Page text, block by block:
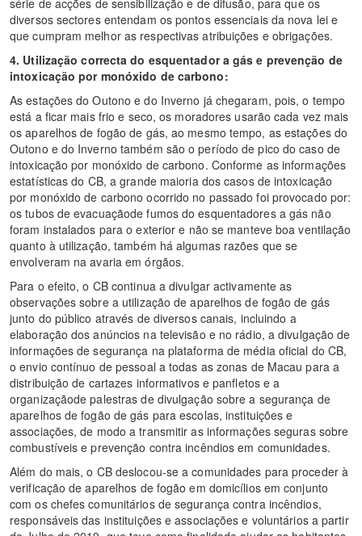
série de acções de sensibilização e de difusão, para que os
diversos sectores entendam os pontos essenciais da nova lei e
que cumpram melhor as respectivas atribuições e obrigações.
4. Utilização correcta do esquentador a gás e prevenção de
intoxicação por monóxido de carbono:
As estações do Outono e do Inverno já chegaram, pois, o tempo
está a ficar mais frio e seco, os moradores usarão cada vez mais
os aparelhos de fogão de gás, ao mesmo tempo, as estações do
Outono e do Inverno também são o período de pico do caso de
intoxicação por monóxido de carbono. Conforme as informações
estatísticas do CB, a grande maioria dos casos de intoxicação
por monóxido de carbono ocorrido no passado foi provocado por:
os tubos de evacuaçãode fumos do esquentadores a gás não
foram instalados para o exterior e não se manteve boa ventilação
quanto à utilização, também há algumas razões que se
envolveram na avaria em órgãos.
Para o efeito, o CB continua a divulgar activamente as
observações sobre a utilização de aparelhos de fogão de gás
junto do público através de diversos canais, incluindo a
elaboração dos anúncios na televisão e no rádio, a divulgação de
informações de segurança na plataforma de média oficial do CB,
o envio contínuo de pessoal a todas as zonas de Macau para a
distribuição de cartazes informativos e panfletos e a
organizaçãode palestras de divulgação sobre a segurança de
aparelhos de fogão de gás para escolas, instituições e
associações, de modo a transmitir as informações seguras sobre
combustíveis e prevenção contra incêndios em comunidades.
Além do mais, o CB deslocou-se a comunidades para proceder à
verificação de aparelhos de fogão em domicílios em conjunto
com os chefes comunitários de segurança contra incêndios,
responsáveis das instituições e associações e voluntários a partir